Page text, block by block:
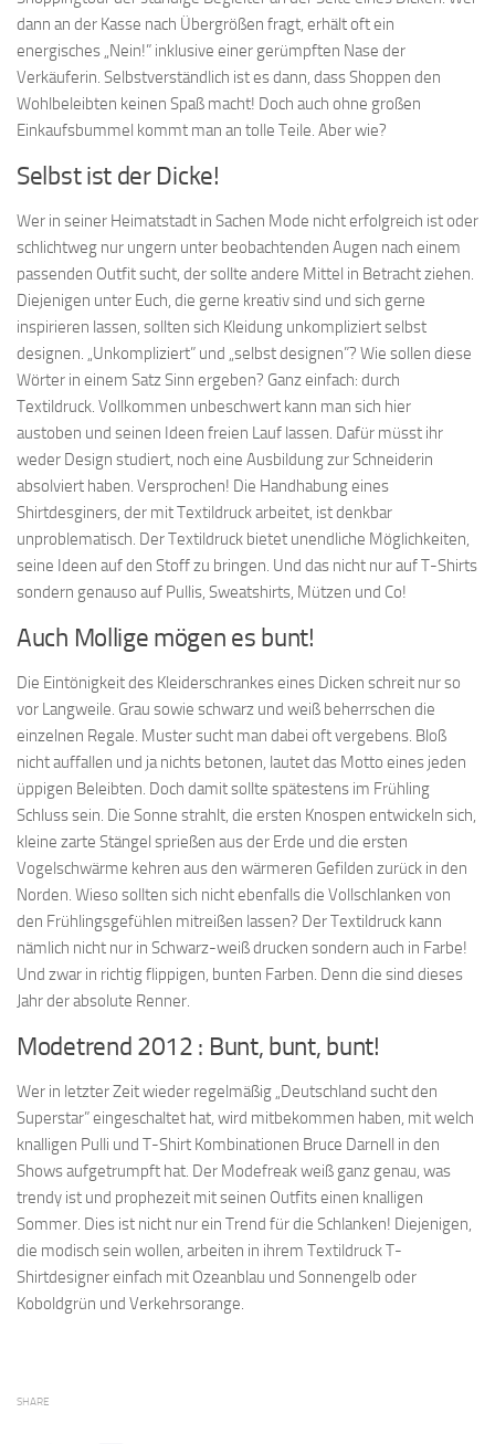
dann an der Kasse nach Übergrößen fragt, erhält oft ein
energisches „Nein!” inklusive einer gerümpften Nase der
Verkäuferin. Selbstverständlich ist es dann, dass Shoppen den
Wohlbeleibten keinen Spaß macht! Doch auch ohne großen
Einkaufsbummel kommt man an tolle Teile. Aber wie?
Selbst ist der Dicke!
Wer in seiner Heimatstadt in Sachen Mode nicht erfolgreich ist oder
schlichtweg nur ungern unter beobachtenden Augen nach einem
passenden Outfit sucht, der sollte andere Mittel in Betracht ziehen.
Diejenigen unter Euch, die gerne kreativ sind und sich gerne
inspirieren lassen, sollten sich Kleidung unkompliziert selbst
designen. „Unkompliziert” und „selbst designen”? Wie sollen diese
Wörter in einem Satz Sinn ergeben? Ganz einfach: durch
Textildruck. Vollkommen unbeschwert kann man sich hier
austoben und seinen Ideen freien Lauf lassen. Dafür müsst ihr
weder Design studiert, noch eine Ausbildung zur Schneiderin
absolviert haben. Versprochen! Die Handhabung eines
Shirtdesginers, der mit Textildruck arbeitet, ist denkbar
unproblematisch. Der Textildruck bietet unendliche Möglichkeiten,
seine Ideen auf den Stoff zu bringen. Und das nicht nur auf T-Shirts
sondern genauso auf Pullis, Sweatshirts, Mützen und Co!
Auch Mollige mögen es bunt!
Die Eintönigkeit des Kleiderschrankes eines Dicken schreit nur so
vor Langweile. Grau sowie schwarz und weiß beherrschen die
einzelnen Regale. Muster sucht man dabei oft vergebens. Bloß
nicht auffallen und ja nichts betonen, lautet das Motto eines jeden
üppigen Beleibten. Doch damit sollte spätestens im Frühling
Schluss sein. Die Sonne strahlt, die ersten Knospen entwickeln sich,
kleine zarte Stängel sprießen aus der Erde und die ersten
Vogelschwärme kehren aus den wärmeren Gefilden zurück in den
Norden. Wieso sollten sich nicht ebenfalls die Vollschlanken von
den Frühlingsgefühlen mitreißen lassen? Der Textildruck kann
nämlich nicht nur in Schwarz-weiß drucken sondern auch in Farbe!
Und zwar in richtig flippigen, bunten Farben. Denn die sind dieses
Jahr der absolute Renner.
Modetrend 2012 : Bunt, bunt, bunt!
Wer in letzter Zeit wieder regelmäßig „Deutschland sucht den
Superstar” eingeschaltet hat, wird mitbekommen haben, mit welch
knalligen Pulli und T-Shirt Kombinationen Bruce Darnell in den
Shows aufgetrumpft hat. Der Modefreak weiß ganz genau, was
trendy ist und prophezeit mit seinen Outfits einen knalligen
Sommer. Dies ist nicht nur ein Trend für die Schlanken! Diejenigen,
die modisch sein wollen, arbeiten in ihrem Textildruck T-
Shirtdesigner einfach mit Ozeanblau und Sonnengelb oder
Koboldgrün und Verkehrsorange.
SHARE